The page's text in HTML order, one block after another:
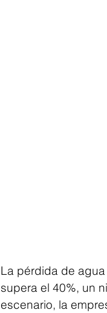
La pérdida de
supera el 40%, un
escenario, la